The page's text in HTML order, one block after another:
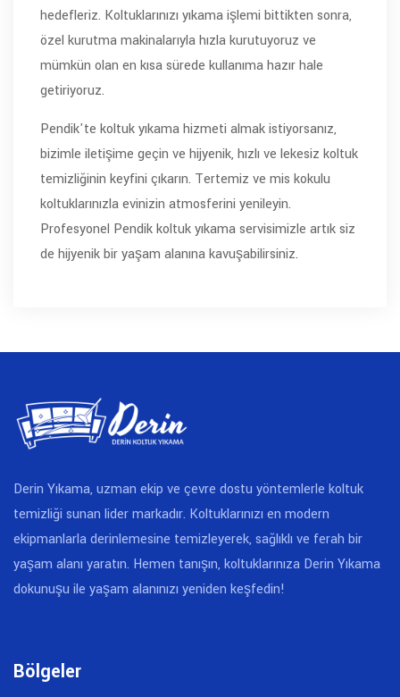
hedefleriz. Koltuklarınızı yıkama işlemi bittikten sonra,
özel kurutma makinalarıyla hızla kurutuyoruz ve
mümkün olan en kısa sürede kullanıma hazır hale
getiriyoruz.
Pendik'te koltuk yıkama hizmeti almak istiyorsanız,
bizimle iletişime geçin ve hijyenik, hızlı ve lekesiz koltuk
temizliğinin keyfini çıkarın. Tertemiz ve mis kokulu
koltuklarınızla evinizin atmosferini yenileyin.
Profesyonel Pendik koltuk yıkama servisimizle artık siz
de hijyenik bir yaşam alanına kavuşabilirsiniz.
Derin Yıkama, uzman ekip ve çevre dostu yöntemlerle koltuk
temizliği sunan lider markadır. Koltuklarınızı en modern
ekipmanlarla derinlemesine temizleyerek, sağlıklı ve ferah bir
yaşam alanı yaratın. Hemen tanışın, koltuklarınıza Derin Yıkama
dokunuşu ile yaşam alanınızı yeniden keşfedin!
Bölgeler